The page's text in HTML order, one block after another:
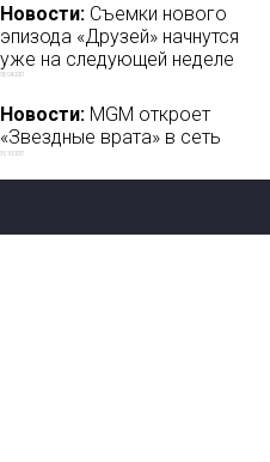
Новости: Съемки нового
эпизода «Друзей» начнутся
уже на следующей неделе
03/04/2021
Новости: MGM откроет
«Звездные врата» в сеть
31/10/2017